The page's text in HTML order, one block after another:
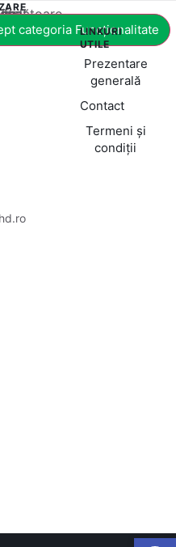
categoria Funcționalitate
LINKURI
UTILE
Prezentare
generală
Contact
Termeni și
condiții